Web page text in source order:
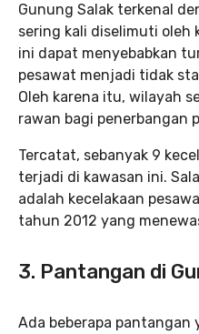
Gunung Salak terkenal
sering kali diselimuti oleh
ini dapat menyebabkan
pesawat menjadi tidak
Oleh karena itu, wilayah
rawan bagi penerbangan
Tercatat, sebanyak 9
terjadi di kawasan ini.
adalah kecelakaan
tahun 2012 yang
3. Pantangan di
Ada beberapa